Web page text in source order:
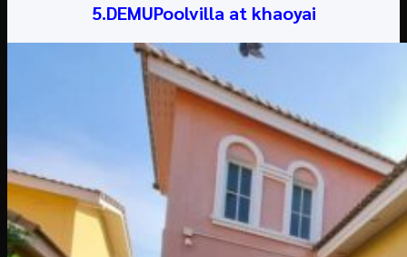
5.DEMUPoolvilla at khaoyai